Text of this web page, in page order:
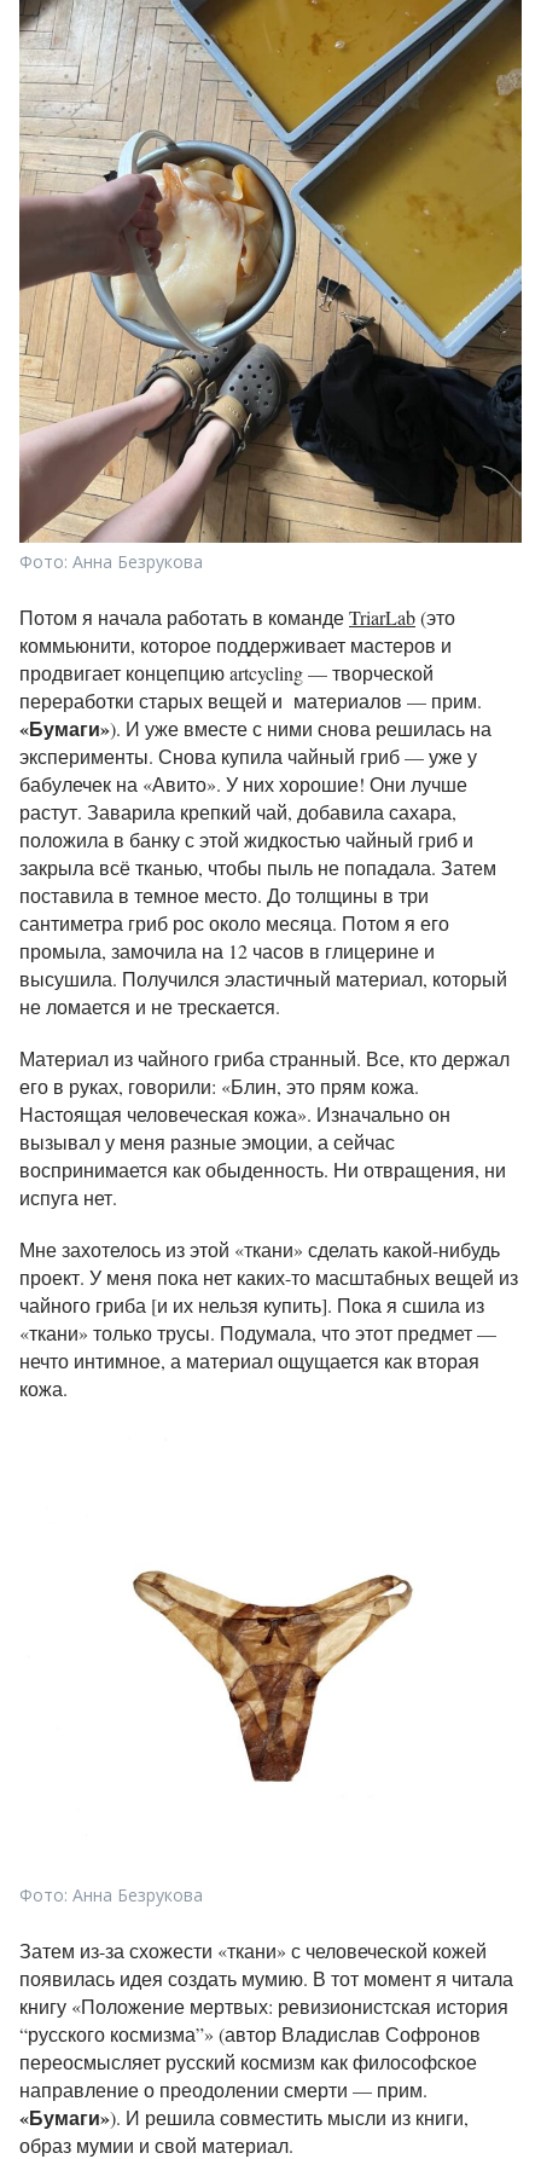
Фото: Анна Безрукова
Потом я начала работать в командеTriarLab(это
коммьюнити, которое поддерживает мастеров и
продвигает концепцию artcycling — творческой
переработки старых вещей и материалов — прим.
«Бумаги»). И уже вместе с ними снова решилась на
эксперименты. Снова купила чайный гриб — уже у
бабулечек на «Авито». У них хорошие! Они лучше
растут. Заварила крепкий чай, добавила сахара,
положила в банку с этой жидкостью чайный гриб и
закрыла всё тканью, чтобы пыль не попадала. Затем
поставила в темное место. До толщины в три
сантиметра гриб рос около месяца. Потом я его
промыла, замочила на 12 часов в глицерине и
высушила. Получился эластичный материал, который
не ломается и не трескается.
Материал из чайного гриба странный. Все, кто держал
его в руках, говорили: «Блин, это прям кожа.
Настоящая человеческая кожа». Изначально он
вызывал у меня разные эмоции, а сейчас
воспринимается как обыденность. Ни отвращения, ни
испуга нет.
Мне захотелось из этой «ткани» сделать какой-нибудь
проект. У меня пока нет каких-то масштабных вещей из
чайного гриба [и их нельзя купить]. Пока я сшила из
«ткани» только трусы. Подумала, что этот предмет —
нечто интимное, а материал ощущается как вторая
кожа.
Фото: Анна Безрукова
Затем из-за схожести «ткани» с человеческой кожей
появилась идея создать мумию. В тот момент я читала
книгу «Положение мертвых: ревизионистская история
“русского космизма”» (автор Владислав Софронов
переосмысляет русский космизм как философское
направление о преодолении смерти — прим.
«Бумаги»). И решила совместить мысли из книги,
образ мумии и свой материал.